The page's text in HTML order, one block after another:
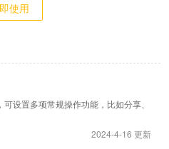
使用
设置多项常规操作功能，比如分享、
2024-4-16 更新